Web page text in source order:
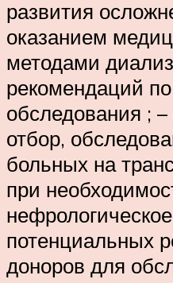
развития
оказанием
методами
рекомендаций
обследования ;
отбор,
больных на
при
потенциальных
доноров для